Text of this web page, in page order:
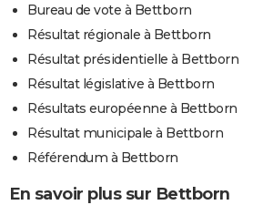
Bureau de vote à Bettborn
Résultat régionale à Bettborn
Résultat présidentielle à Bettborn
Résultat législative à Bettborn
Résultats européenne à Bettborn
Résultat municipale à Bettborn
Référendum à Bettborn
En savoir plus sur Bettborn